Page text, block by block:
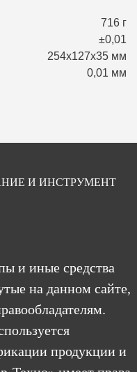
716 г
±0,01
254х127х35 мм
0,01 мм
И ИНСТРУМЕНТ
и иные средства
на данном сайте,
продукции и